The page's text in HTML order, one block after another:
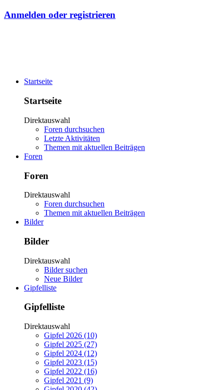
Anmelden oder registrieren
Startseite
Startseite
Direktauswahl
Foren durchsuchen
Letzte Aktivitäten
Themen mit aktuellen Beiträgen
Foren
Foren
Direktauswahl
Foren durchsuchen
Themen mit aktuellen Beiträgen
Bilder
Bilder
Direktauswahl
Bilder suchen
Neue Bilder
Gipfelliste
Gipfelliste
Direktauswahl
Gipfel 2026 (10)
Gipfel 2025 (27)
Gipfel 2024 (12)
Gipfel 2023 (15)
Gipfel 2022 (16)
Gipfel 2021 (9)